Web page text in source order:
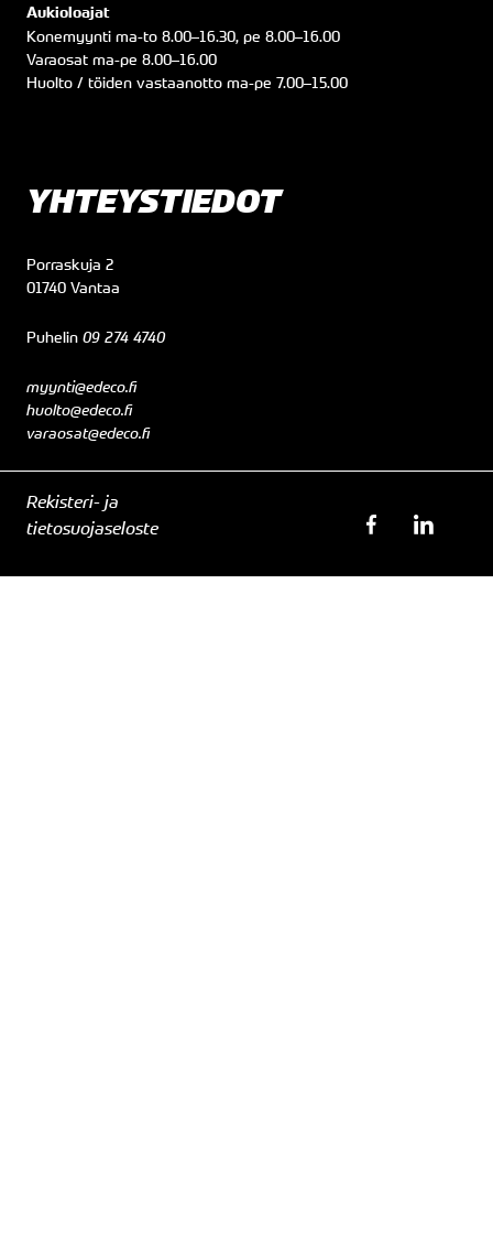
Aukioloajat
Konemyynti ma-to 8.00–16.30, pe 8.00–16.00
Varaosat ma-pe 8.00–16.00
Huolto / töiden vastaanotto ma-pe 7.00–15.00
YHTEYSTIEDOT
Porraskuja 2
01740 Vantaa
Puhelin 09 274 4740
myynti@edeco.fi
huolto@edeco.fi
varaosat@edeco.fi
Rekisteri- ja
tietosuojaseloste